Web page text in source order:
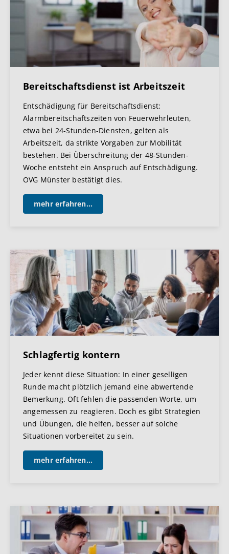
Bereitschaftsdienst ist Arbeitszeit
Entschädigung für Bereitschaftsdienst:
Alarmbereitschaftszeiten von Feuerwehrleuten,
etwa bei 24-Stunden-Diensten, gelten als
Arbeitszeit, da strikte Vorgaben zur Mobilität
bestehen. Bei Überschreitung der 48-Stunden-
Woche entsteht ein Anspruch auf Entschädigung.
OVG Münster bestätigt dies.
mehr erfahren...
Schlagfertig kontern
Jeder kennt diese Situation: In einer geselligen
Runde macht plötzlich jemand eine abwertende
Bemerkung. Oft fehlen die passenden Worte, um
angemessen zu reagieren. Doch es gibt Strategien
und Übungen, die helfen, besser auf solche
Situationen vorbereitet zu sein.
mehr erfahren...